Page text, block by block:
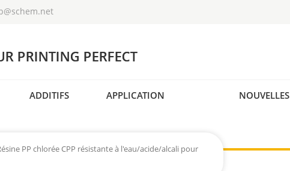
ADDITIFS APPLICATION NOUVELLES
PP chlorée CPP résistante à l'eau/acide/alcali pour